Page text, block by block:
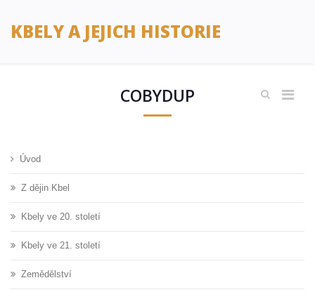
KBELY A JEJICH HISTORIE
COBYDUP
Úvod
Z dějin Kbel
Kbely ve 20. století
Kbely ve 21. století
Zemědělství